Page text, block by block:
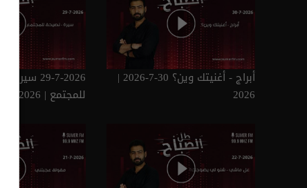
أبراج - أغنيتك وين؟ 30-7-2026 |
2026
29-7-2026
للمجتمع | 2026